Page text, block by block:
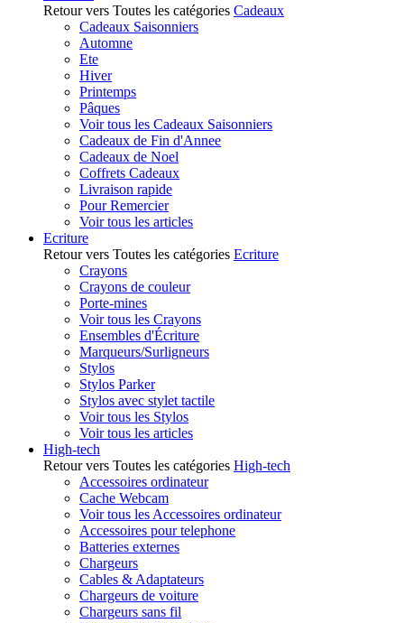
Retour vers Toutes les catégories Cadeaux
Cadeaux Saisonniers
Automne
Ete
Hiver
Printemps
Pâques
Voir tous les Cadeaux Saisonniers
Cadeaux de Fin d'Annee
Cadeaux de Noel
Coffrets Cadeaux
Livraison rapide
Pour Remercier
Voir tous les articles
Ecriture
Retour vers Toutes les catégories Ecriture
Crayons
Crayons de couleur
Porte-mines
Voir tous les Crayons
Ensembles d'Écriture
Marqueurs/Surligneurs
Stylos
Stylos Parker
Stylos avec stylet tactile
Voir tous les Stylos
Voir tous les articles
High-tech
Retour vers Toutes les catégories High-tech
Accessoires ordinateur
Cache Webcam
Voir tous les Accessoires ordinateur
Accessoires pour telephone
Batteries externes
Chargeurs
Cables & Adaptateurs
Chargeurs de voiture
Chargeurs sans fil